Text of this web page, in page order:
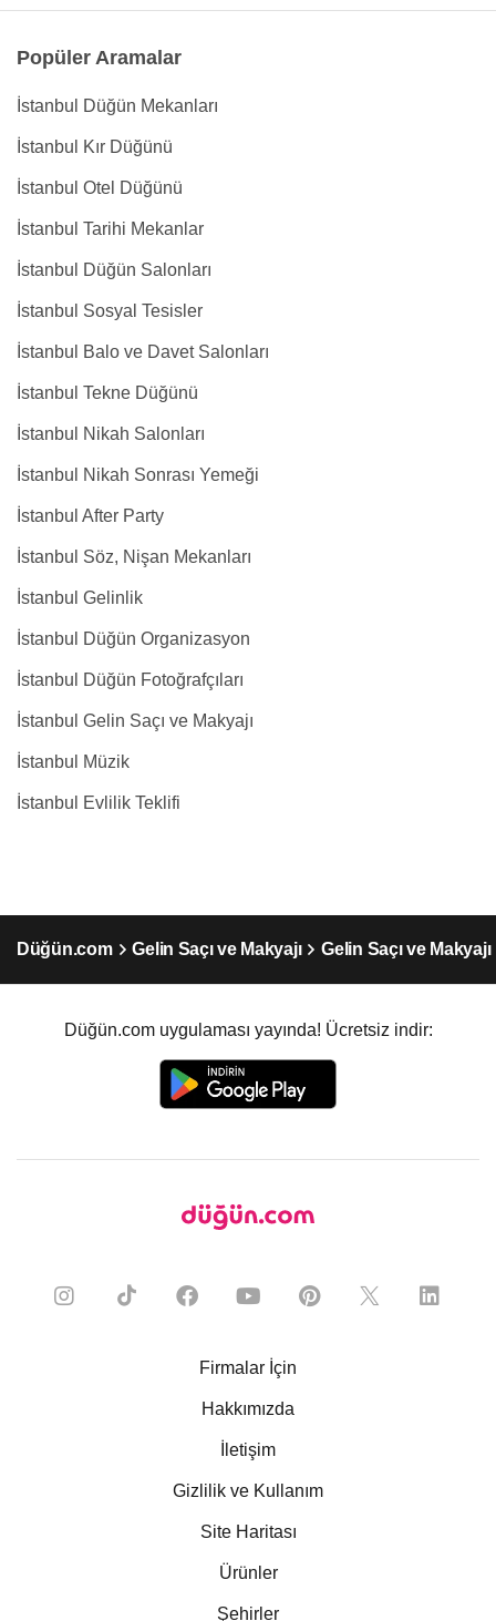
Popüler Aramalar
İstanbul Düğün Mekanları
İstanbul Kır Düğünü
İstanbul Otel Düğünü
İstanbul Tarihi Mekanlar
İstanbul Düğün Salonları
İstanbul Sosyal Tesisler
İstanbul Balo ve Davet Salonları
İstanbul Tekne Düğünü
İstanbul Nikah Salonları
İstanbul Nikah Sonrası Yemeği
İstanbul After Party
İstanbul Söz, Nişan Mekanları
İstanbul Gelinlik
İstanbul Düğün Organizasyon
İstanbul Düğün Fotoğrafçıları
İstanbul Gelin Saçı ve Makyajı
İstanbul Müzik
İstanbul Evlilik Teklifi
Düğün.com Gelin Saçı ve Makyajı Gelin Saçı ve
Düğün.com uygulaması yayında! Ücretsiz indir:
Firmalar İçin
Hakkımızda
İletişim
Gizlilik ve Kullanım
Site Haritası
Ürünler
Şehirler